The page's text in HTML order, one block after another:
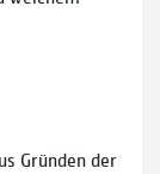
Gründen der